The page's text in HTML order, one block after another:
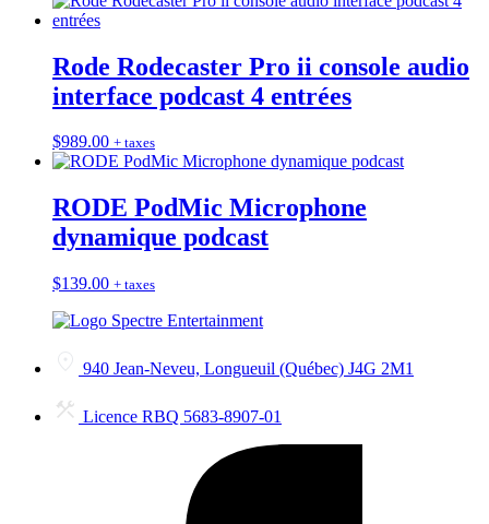
Rode Rodecaster Pro ii console audio
interface podcast 4 entrées
$989.00 + taxes
RODE PodMic Microphone
dynamique podcast
$139.00 + taxes
940 Jean-Neveu, Longueuil (Québec) J4G 2M1
Licence RBQ 5683-8907-01